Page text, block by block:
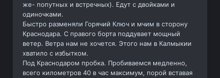
же- попутных и встречных). Едут с двойками и
одиночками.
Быстро разменяли Горячий Ключ и мчим в сторону
Краснодара. С правого борта поддувает мощный
ветер. Ветра нам не хочется. Этого нам в Калмыкии
хватило с избытком.
Под Краснодаром пробка. Пробиваемся медленно,
всего километров 40 в час максимум, порой вставая